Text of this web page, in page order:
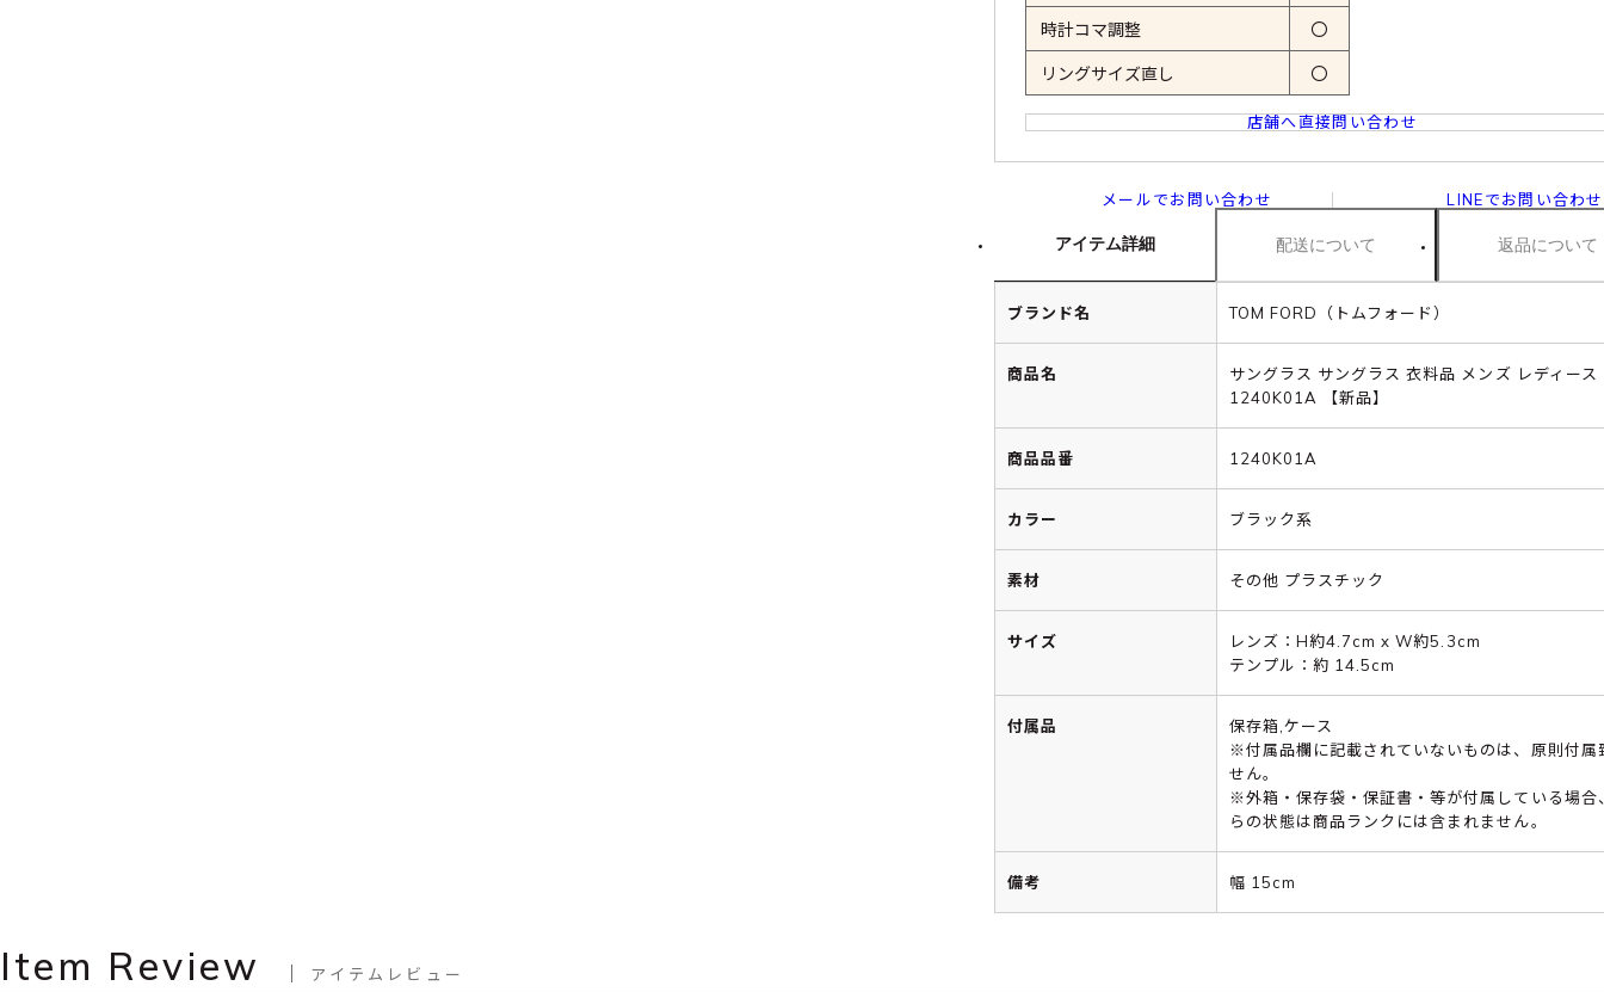
時計コマ調整 〇
リングサイズ直し 〇
店舗へ直接問い合わせ
メールでお問い合わせ LINEでお問い合わせ
アイテム詳細 配送について 返品について
ブランド名 TOM FORD（トムフォード）
商品名
サングラス サングラス 衣料品 メンズ レディース
1240K01A 【新品】
商品品番 1240K01A
カラー ブラック系
素材 その他 プラスチック
サイズ
レンズ：H約4.7cm x W約5.3cm
テンプル：約 14.5cm
付属品
保存箱,ケース
※付属品欄に記載されていないものは、原則付属
せん。
※外箱・保存袋・保証書・等が付属している場合
らの状態は商品ランクには含まれません。
備考 幅 15cm
Item Review アイテムレビュー